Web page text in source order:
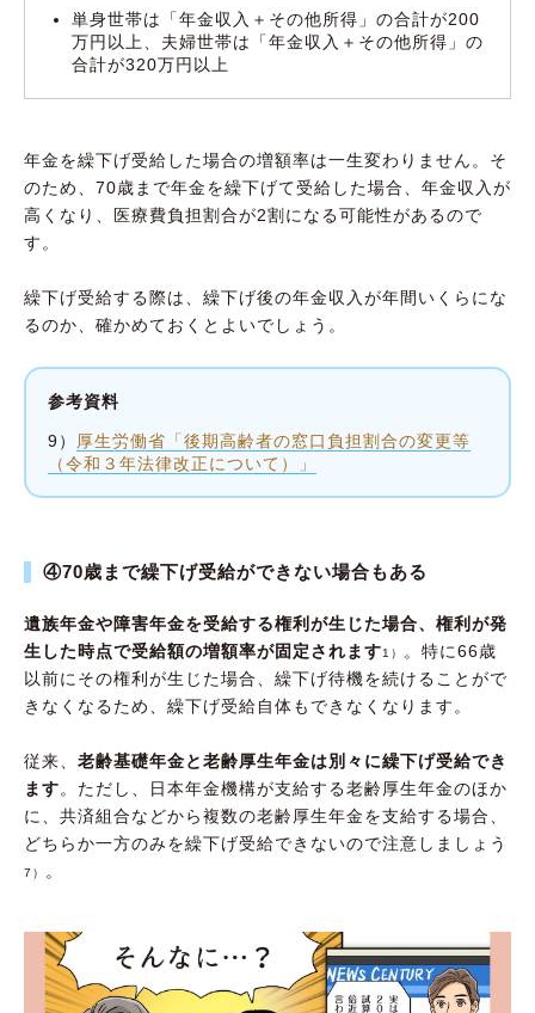
単身世帯は「年金収入＋その他所得」の合計が200
万円以上、夫婦世帯は「年金収入＋その他所得」の
合計が320万円以上
年金を繰下げ受給した場合の増額率は一生変わりません。そ
のため、70歳まで年金を繰下げて受給した場合、年金収入が
高くなり、医療費負担割合が2割になる可能性があるので
す。
繰下げ受給する際は、繰下げ後の年金収入が年間いくらにな
るのか、確かめておくとよいでしょう。
参考資料
9）
厚生労働省「後期高齢者の窓口負担割合の変更等
（令和３年法律改正について）」
④70歳まで繰下げ受給ができない場合もある
遺族年金や障害年金を受給する権利が生じた場合、権利が発
生した時点で受給額の増額率が固定されます1）
。特に66歳
以前にその権利が生じた場合、繰下げ待機を続けることがで
きなくなるため、繰下げ受給自体もできなくなります。
従来、 老齢基礎年金と老齢厚生年金は別々に繰下げ受給でき
ます。ただし、日本年金機構が支給する老齢厚生年金のほか
に、共済組合などから複数の老齢厚生年金を支給する場合、
どちらか一方のみを繰下げ受給できないので注意しましょう
7） 。